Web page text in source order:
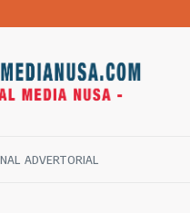
Berbasis Otak Anak, SD
ADVERTORIAL